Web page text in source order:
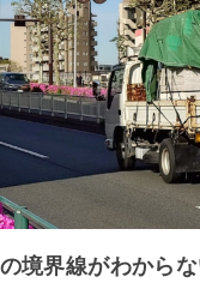
境界線がわから